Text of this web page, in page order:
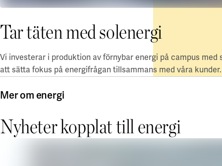
Tar täten med solenergi
Vi investerar i produktion av förnybar energi på campus
att sätta fokus på energifrågan tillsammans med våra
Mer om energi
Nyheter kopplat till energi